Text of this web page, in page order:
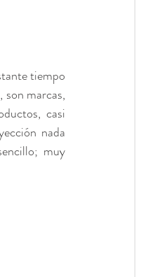
Vino para Bodas
tiempo
marcas,
casi
nada
muy